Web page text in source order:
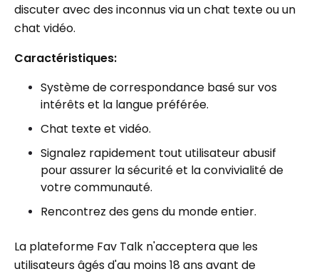
discuter avec des inconnus via un chat texte ou un
chat vidéo.
Caractéristiques:
Système de correspondance basé sur vos
intérêts et la langue préférée.
Chat texte et vidéo.
Signalez rapidement tout utilisateur abusif
pour assurer la sécurité et la convivialité de
votre communauté.
Rencontrez des gens du monde entier.
La plateforme Fav Talk n'acceptera que les
utilisateurs âgés d'au moins 18 ans avant de